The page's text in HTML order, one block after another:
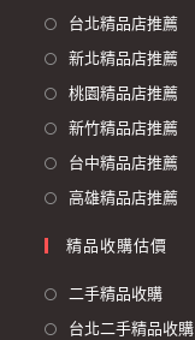
台北精品店推薦
新北精品店推薦
桃園精品店推薦
新竹精品店推薦
台中精品店推薦
高雄精品店推薦
精品收購估價
二手精品收購
台北二手精品收購